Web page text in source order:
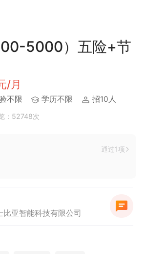
5000）五险+节
/月
不限 学历不限 招10人
：52748次
通过1项
比亚智能科技有限公司